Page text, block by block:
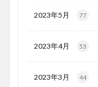
2023年5月 77
2023年4月 53
2023年3月 44